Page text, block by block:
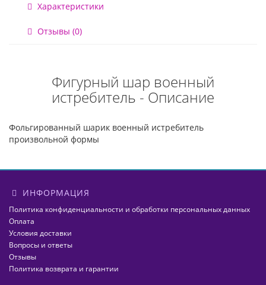
Характеристики
Отзывы (0)
Фигурный шар военный
истребитель - Описание
Фольгированный шарик военный истребитель
произвольной формы
ИНФОРМАЦИЯ
Политика конфиденциальности и обработки персональных данных
Оплата
Условия доставки
Вопросы и ответы
Отзывы
Политика возврата и гарантии